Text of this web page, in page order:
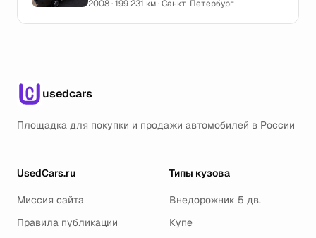
2008 · 199 231 км · Санкт-Петербург
usedcars
Площадка для покупки и продажи автомобилей в России
UsedCars.ru
Миссия сайта
Правила публикации
Типы кузова
Внедорожник 5 дв.
Купе